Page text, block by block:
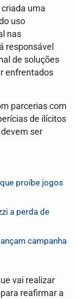
uma
uso
nas
responsável
de soluções
enfrentados
parcerias com
de ilícitos
ser
proíbe jogos
a perda de
campanha
vai realizar
reafirmar a